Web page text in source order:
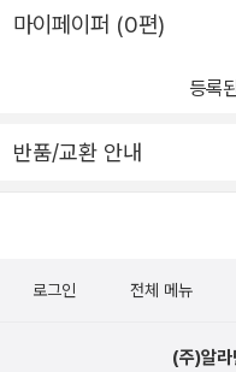
마이페이퍼 (0편)
등록
반품/교환 안내
로그인 전체 메뉴
(주)알라